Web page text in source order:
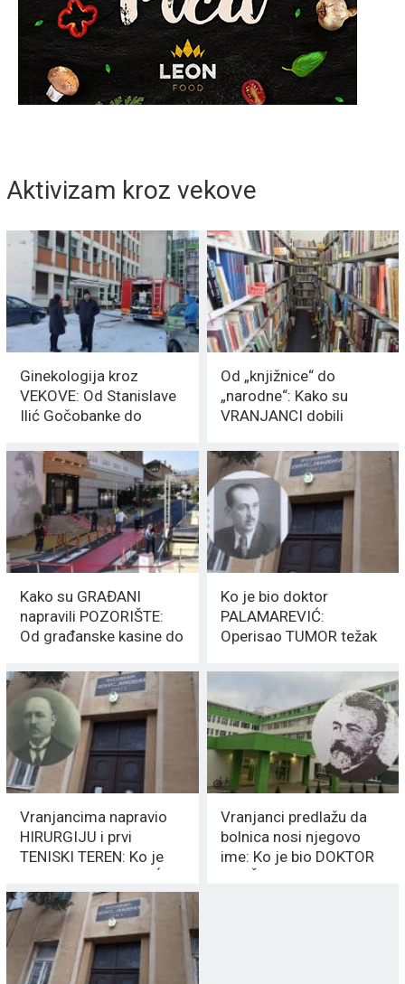
Aktivizam kroz vekove
Ginekologija kroz
VEKOVE: Od Stanislave
Ilić Gočobanke do
Od „knjižnice“ do
„narodne“: Kako su
VRANJANCI dobili
Kako su GRAĐANI
napravili POZORIŠTE:
Od građanske kasine do
Ko je bio doktor
PALAMAREVIĆ:
Operisao TUMOR težak
godine
Vranjancima napravio
HIRURGIJU i prvi
TENISKI TEREN: Ko je
bio Jovan JANKOVIĆ
LUNGA
Vranjanci predlažu da
bolnica nosi njegovo
ime: Ko je bio DOKTOR
KOPŠA veliki